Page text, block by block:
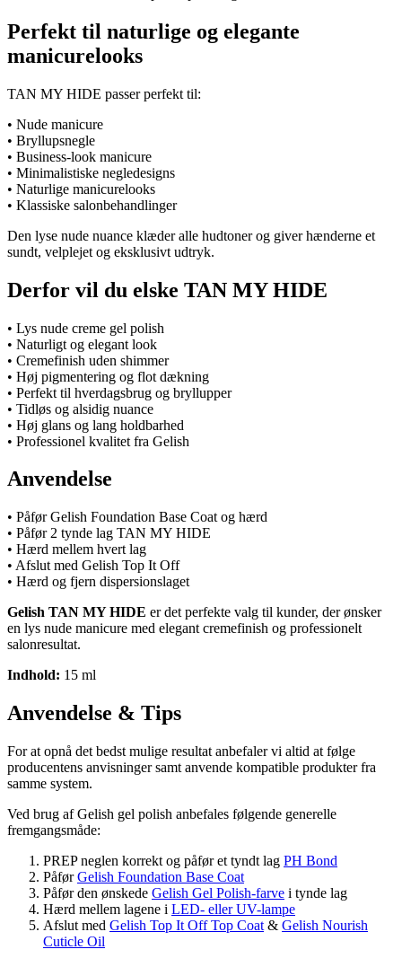
Perfekt til naturlige og elegante
manicurelooks
TAN MY HIDE passer perfekt til:
• Nude manicure
• Bryllupsnegle
• Business-look manicure
• Minimalistiske negledesigns
• Naturlige manicurelooks
• Klassiske salonbehandlinger
Den lyse nude nuance klæder alle hudtoner og giver hænderne et
sundt, velplejet og eksklusivt udtryk.
Derfor vil du elske TAN MY HIDE
• Lys nude creme gel polish
• Naturligt og elegant look
• Cremefinish uden shimmer
• Høj pigmentering og flot dækning
• Perfekt til hverdagsbrug og bryllupper
• Tidløs og alsidig nuance
• Høj glans og lang holdbarhed
• Professionel kvalitet fra Gelish
Anvendelse
• Påfør Gelish Foundation Base Coat og hærd
• Påfør 2 tynde lag TAN MY HIDE
• Hærd mellem hvert lag
• Afslut med Gelish Top It Off
• Hærd og fjern dispersionslaget
Gelish TAN MY HIDE er det perfekte valg til kunder, der ønsker
en lys nude manicure med elegant cremefinish og professionelt
salonresultat.
Indhold: 15 ml
Anvendelse & Tips
For at opnå det bedst mulige resultat anbefaler vi altid at følge
producentens anvisninger samt anvende kompatible produkter fra
samme system.
Ved brug af Gelish gel polish anbefales følgende generelle
fremgangsmåde:
PREP neglen korrekt og påfør et tyndt lag PH Bond
PåførGelish Foundation Base Coat
Påfør den ønskede Gelish Gel Polish-farve i tynde lag
Hærd mellem lagene i LED- eller UV-lampe
Afslut med Gelish Top It Off Top Coat & Gelish Nourish
Cuticle Oil